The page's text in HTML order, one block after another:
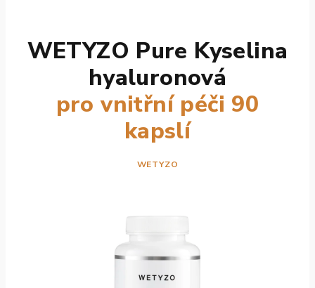
WETYZO Pure Kyselina
hyaluronová
pro vnitřní péči 90
kapslí
WETYZO